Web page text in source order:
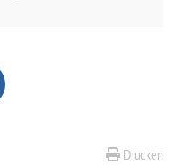
Drucken